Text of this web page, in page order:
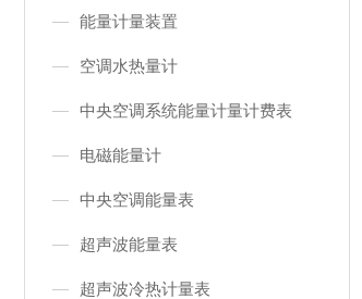
能量计量装置
空调水热量计
中央空调系统能量计量计费表
电磁能量计
中央空调能量表
超声波能量表
超声波冷热计量表